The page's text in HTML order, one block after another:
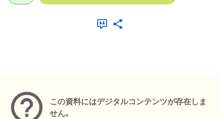
この資料にはデジタルコンテンツが存在しま
せん。